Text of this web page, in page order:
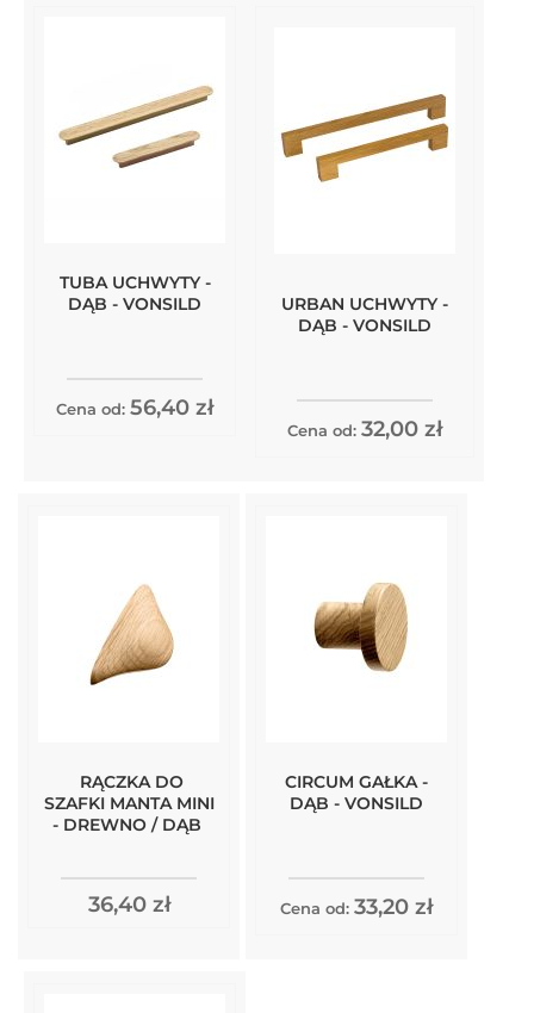
TUBA UCHWYTY -
DĄB - VONSILD
Cena od: 56,40 zł
URBAN UCHWYTY -
DĄB - VONSILD
Cena od: 32,00 zł
RĄCZKA DO
SZAFKI MANTA MINI
- DREWNO / DĄB
36,40 zł
CIRCUM GAŁKA -
DĄB - VONSILD
Cena od: 33,20 zł